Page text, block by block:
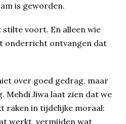
is geworden.
stilte voort. En alleen wie
onderricht ontvangen dat
over goed gedrag, maar
Mehdi Jiwa laat zien dat we
raken in tijdelijke moraal:
werkt, vermijden wat